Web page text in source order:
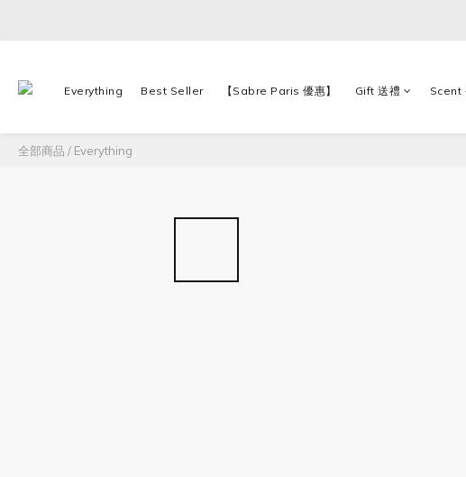
Everything Best Seller 【Sabre Paris 優惠】 Gift 送禮 Scent
全部商品 / Everything